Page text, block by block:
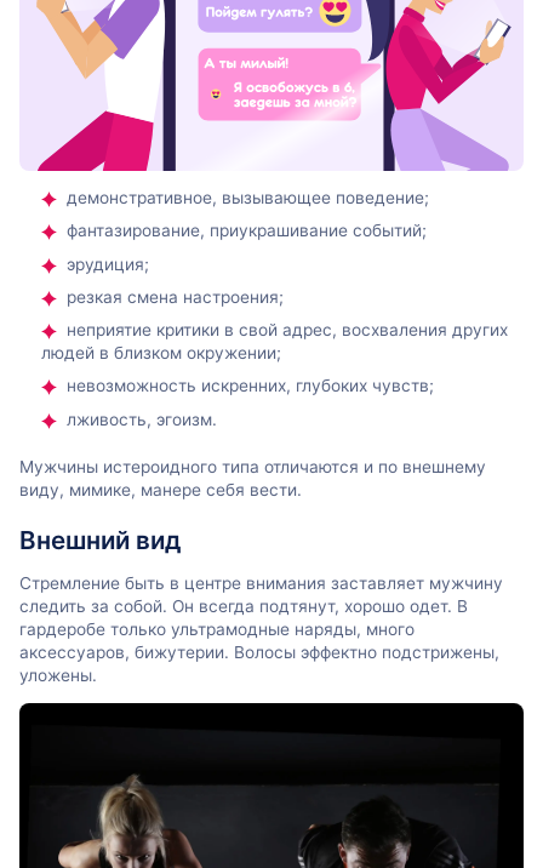
демонстративное, вызывающее поведение;
фантазирование, приукрашивание событий;
эрудиция;
резкая смена настроения;
неприятие критики в свой адрес, восхваления других
людей в близком окружении;
невозможность искренних, глубоких чувств;
лживость, эгоизм.
Мужчины истероидного типа отличаются и по внешнему
виду, мимике, манере себя вести.
Внешний вид
Стремление быть в центре внимания заставляет мужчину
следить за собой. Он всегда подтянут, хорошо одет. В
гардеробе только ультрамодные наряды, много
аксессуаров, бижутерии. Волосы эффектно подстрижены,
уложены.